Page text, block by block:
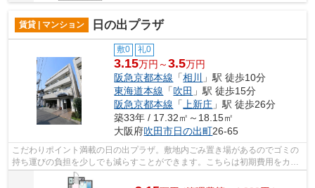
賃貸 | マンション 日の出プラザ
敷0 礼0
3.15万円～3.5万円
阪急京都本線 「相川
」駅 徒歩10分
東海道本線 「吹田 」駅 徒歩15分
阪急京都本線 「 上新庄 」駅 徒歩26分
築33年 / 17.32㎡～18.15㎡
大阪府吹田市日の出町26-65
こだわりポイント満載の日の出プラザ。敷地内ごみ置き場があるのでゴミの
持ち運びの負担を少しでも減らすことができます。こちらは初期費用をカー
ドでお支払いいただける物件なので、...